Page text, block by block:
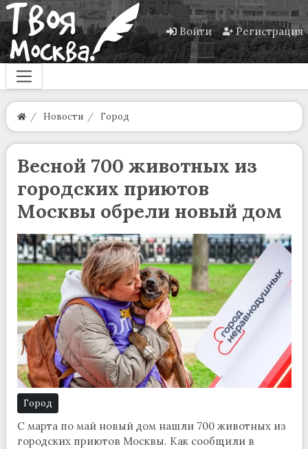
Войти Регистрация
Новости Город
Весной 700 животных из
городских приютов
Москвы обрели новый дом
Город
С марта по май новый дом нашли 700 животных из
городских приютов Москвы. Как сообщили в